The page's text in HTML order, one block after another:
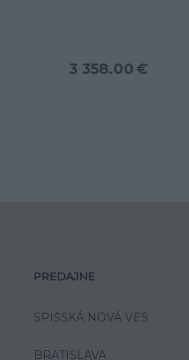
KÚPIŤ
PREDAJNE
SPIŠSKÁ NOVÁ VES
BRATISLAVA